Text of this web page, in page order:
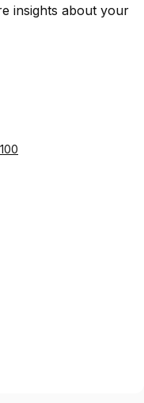
insights about your